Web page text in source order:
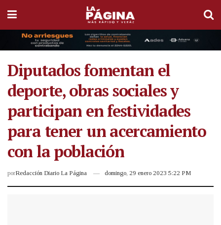
Diputados fomentan el
deporte, obras sociales y
participan en festividades
para tener un acercamiento
con la población
porRedacción Diario La Página domingo, 29 enero 2023 5:22 PM